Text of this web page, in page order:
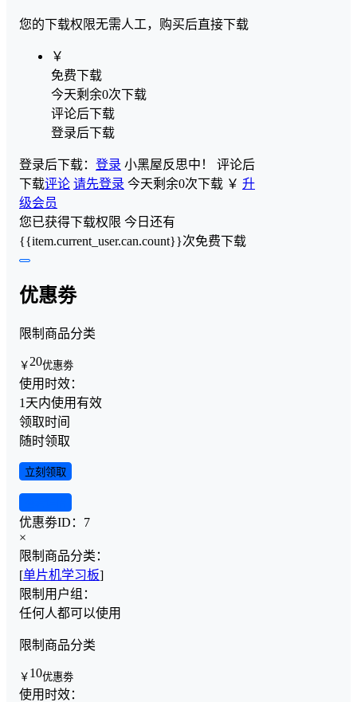
您的下载权限无需人工，购买后直接下载
￥
免费下载
今天剩余0次下载
评论后下载
登录后下载
登录后下载： 登录 小黑屋反思中！ 评论后
下载评论 请先登录 今天剩余0次下载 ￥ 升
级会员
您已获得下载权限 今日还有
{{item.current_user.can.count}}次免费下载
优惠劵
限制商品分类
￥20优惠劵
使用时效：
1天内使用有效
领取时间
随时领取
立刻领取
优惠劵ID： 7
×
限制商品分类：
[单片机学习板]
限制用户组：
任何人都可以使用
限制商品分类
￥ 10优惠劵
使用时效：